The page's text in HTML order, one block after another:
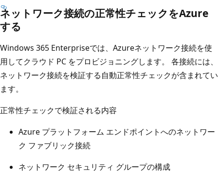
ネットワーク接続の正常性チェックをAzure
する
Windows 365 Enterpriseでは、Azureネットワーク接続を使
用してクラウド PC をプロビジョニングします。 各接続には、
ネットワーク接続を検証する自動正常性チェックが含まれてい
ます。
正常性チェックで検証される内容
Azure プラットフォーム エンドポイントへのネットワー
ク ファブリック接続
ネットワーク セキュリティ グループの構成